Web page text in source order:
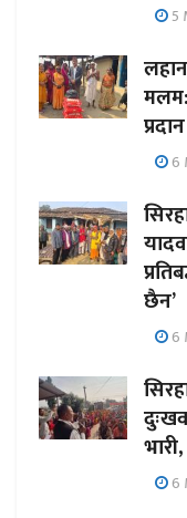
5
प्रदान
6
छैन’
6
6